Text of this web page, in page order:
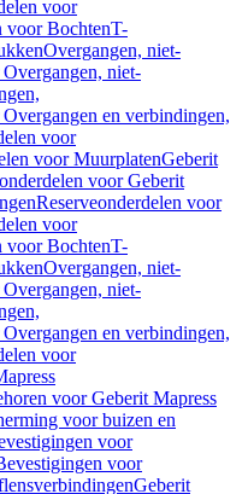
voor
voor BochtenT-
Overgangen, niet-
niet-
en verbindingen,
voor
voor MuurplatenGeberit
voor Geberit
Reserveonderdelen voor
voor
voor BochtenT-
Overgangen, niet-
niet-
en verbindingen,
voor
voor Geberit Mapress
voor buizen en
voor
voor
Geberit